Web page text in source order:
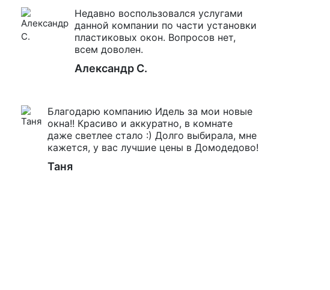
Недавно воспользовался услугами
данной компании по части установки
пластиковых окон. Вопросов нет,
всем доволен.
Александр С.
Благодарю компанию Идель за мои новые
окна!! Красиво и аккуратно, в комнате
даже светлее стало :) Долго выбирала, мне
кажется, у вас лучшие цены в Домодедово!
Таня